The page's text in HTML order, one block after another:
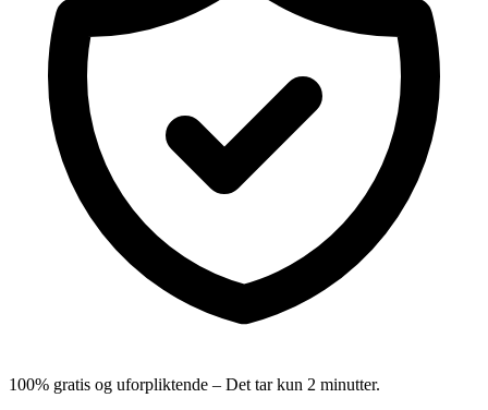
100% gratis og uforpliktende – Det tar kun 2 minutter.